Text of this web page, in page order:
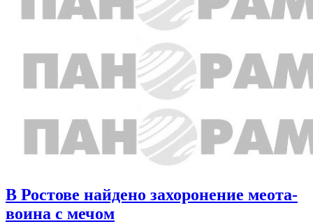
В Ростове найдено захоронение меота-
воина с мечом